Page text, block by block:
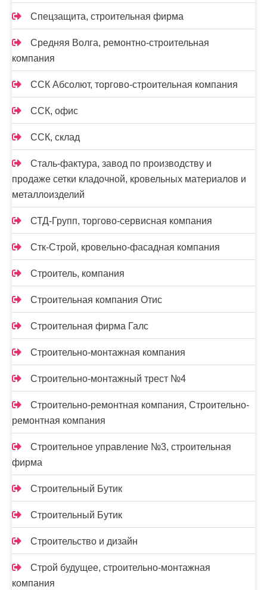
Спецзащита, строительная фирма
Средняя Волга, ремонтно-строительная
компания
ССК Абсолют, торгово-строительная компания
ССК, офис
ССК, склад
Сталь-фактура, завод по производству и
продаже сетки кладочной, кровельных материалов и
металлоизделий
СТД-Групп, торгово-сервисная компания
Стк-Строй, кровельно-фасадная компания
Строитель, компания
Строительная компания Отис
Строительная фирма Галс
Строительно-монтажная компания
Строительно-монтажный трест №4
Строительно-ремонтная компания, Строительно-
ремонтная компания
Строительное управление №3, строительная
фирма
Строительный Бутик
Строительный Бутик
Строительство и дизайн
Строй будущее, строительно-монтажная
компания